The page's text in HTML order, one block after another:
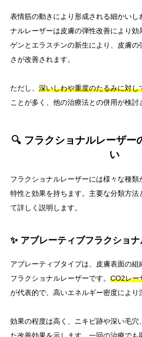
表情筋の動きにより形成される細かいし
ナルレーザーは皮膚の弾性改善により効
ゲンとエラスチンの新生により、皮膚の
さが改善されます。
ただし、 深いしわや重度のたるみに対し
ことが多く、他の治療法との併用が検討
🔍 フラクショナルレーザー
い
フラクショナルレーザーには様々な種類
特性と効果を持ちます。主要な分類方
て詳しく説明します。
✨ アブレーティブフラクショ
アブレーティブタイプは、皮膚表面の
フラクショナルレーザーです。 CO2レー
が代表的で、高いエネルギー密度により
効果の程度は高く、ニキビ跡や深い毛